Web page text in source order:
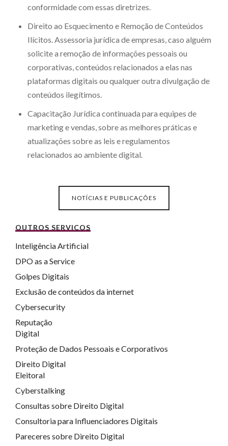
conformidade com essas diretrizes.
Direito ao Esquecimento e Remoção de Conteúdos
Ilícitos. Assessoria jurídica de empresas, caso alguém
solicite a remoção de informações pessoais ou
corporativas, conteúdos relacionados a elas nas
plataformas digitais ou qualquer outra divulgação de
conteúdos ilegítimos.
Capacitação Jurídica continuada para equipes de
marketing e vendas, sobre as melhores práticas e
atualizações sobre as leis e regulamentos
relacionados ao ambiente digital.
NOTÍCIAS E PUBLICAÇÕES
OUTROS SERVIÇOS
Inteligência Artificial
DPO as a Service
Golpes Digitais
Exclusão de conteúdos da internet
Cybersecurity
Reputação
Digital
Proteção de Dados Pessoais e Corporativos
Direito Digital
Eleitoral
Cyberstalking
Consultas sobre Direito Digital
Consultoria para Influenciadores Digitais
Pareceres sobre Direito Digital